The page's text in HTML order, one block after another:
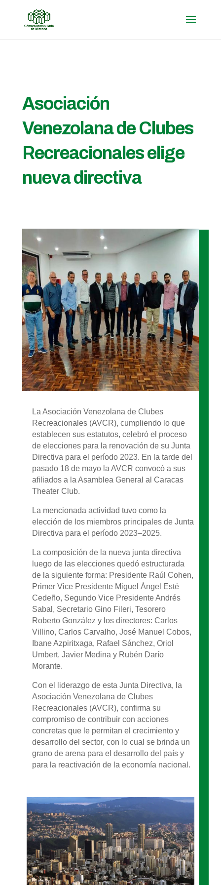
Asociación
Venezolana de Clubes
Recreacionales elige
nueva directiva
La Asociación Venezolana de Clubes
Recreacionales (AVCR), cumpliendo lo que
establecen sus estatutos, celebró el proceso
de elecciones para la renovación de su Junta
Directiva para el período 2023. En la tarde del
pasado 18 de mayo la AVCR convocó a sus
afiliados a la Asamblea General al Caracas
Theater Club.
La mencionada actividad tuvo como la
elección de los miembros principales de Junta
Directiva para el período 2023–2025.
La composición de la nueva junta directiva
luego de las elecciones quedó estructurada
de la siguiente forma: Presidente Raúl Cohen,
Primer Vice Presidente Miguel Ángel Esté
Cedeño, Segundo Vice Presidente Andrés
Sabal, Secretario Gino Fileri, Tesorero
Roberto González y los directores: Carlos
Villino, Carlos Carvalho, José Manuel Cobos,
Ibane Azpiritxaga, Rafael Sánchez, Oriol
Umbert, Javier Medina y Rubén Darío
Morante.
Con el liderazgo de esta Junta Directiva, la
Asociación Venezolana de Clubes
Recreacionales (AVCR), confirma su
compromiso de contribuir con acciones
concretas que le permitan el crecimiento y
desarrollo del sector, con lo cual se brinda un
grano de arena para el desarrollo del país y
para la reactivación de la economía nacional.